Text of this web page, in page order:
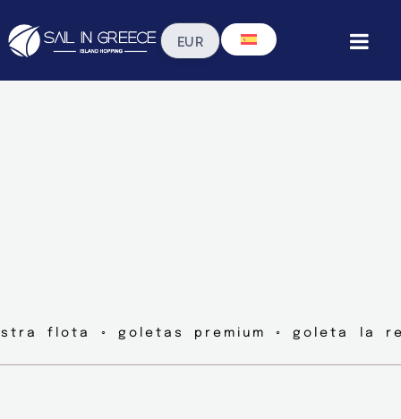
flota ◦ goletas premium ◦ goleta la